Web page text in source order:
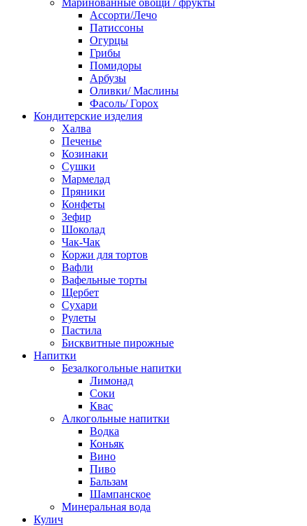
Маринованные овощи / фрукты
Ассорти/Лечо
Патиссоны
Огурцы
Грибы
Помидоры
Арбузы
Оливки/ Маслины
Фасоль/ Горох
Кондитерские изделия
Халва
Печенье
Козинаки
Сушки
Мармелад
Пряники
Конфеты
Зефир
Шоколад
Чак-Чак
Коржи для тортов
Вафли
Вафельные торты
Щербет
Сухари
Рулеты
Пастила
Бисквитные пирожные
Напитки
Безалкогольные напитки
Лимонад
Соки
Квас
Алкогольные напитки
Водка
Коньяк
Вино
Пиво
Бальзам
Шампанское
Минеральная вода
Кулич